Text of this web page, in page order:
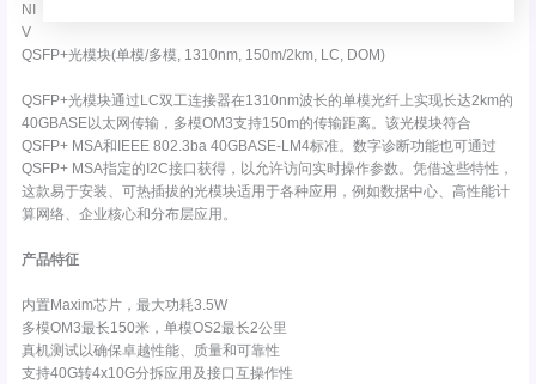
NI
V
QSFP+光模块(单模/多模, 1310nm, 150m/2km, LC, DOM)
QSFP+光模块通过LC双工连接器在1310nm波长的单模光纤上实现长达2km的
40GBASE以太网传输，多模OM3支持150m的传输距离。该光模块符合
QSFP+ MSA和IEEE 802.3ba 40GBASE-LM4标准。数字诊断功能也可通过
QSFP+ MSA指定的I2C接口获得，以允许访问实时操作参数。凭借这些特性，
这款易于安装、可热插拔的光模块适用于各种应用，例如数据中心、高性能计
算网络、企业核心和分布层应用。
产品特征
内置Maxim芯片，最大功耗3.5W
多模OM3最长150米，单模OS2最长2公里
真机测试以确保卓越性能、质量和可靠性
支持40G转4x10G分拆应用及接口互操作性